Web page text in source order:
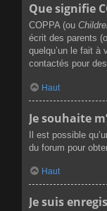
Que signifie
COPPA (ou
écrit des parents
quelqu’un le fait
contactés pour
Haut
Je souhaite
Il est possible
du forum pour
Haut
Je suis